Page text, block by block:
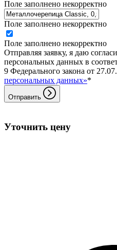
Поле заполнено некорректно
Поле заполнено некорректно
Поле заполнено некорректно
Отправляя заявку, я даю
персональных данных в
9 Федерального закона от
персональных данных»*
Отправить
Уточнить цену